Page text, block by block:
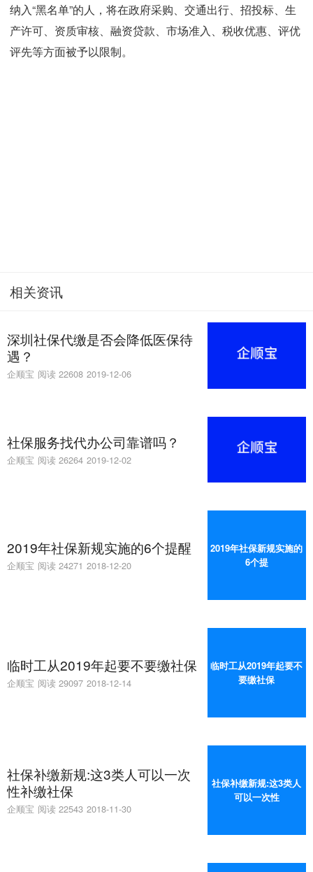
纳入“黑名单”的人，将在政府采购、交通出行、招投标、生
产许可、资质审核、融资贷款、市场准入、税收优惠、评优
评先等方面被予以限制。
相关资讯
深圳社保代缴是否会降低医保待
遇？
企顺宝 阅读 22608 2019-12-06
社保服务找代办公司靠谱吗？
企顺宝 阅读 26264 2019-12-02
2019年社保新规实施的6个提醒
企顺宝 阅读 24271 2018-12-20
2019年社保新规实施的
6个提
临时工从2019年起要不要缴社保
企顺宝 阅读 29097 2018-12-14
临时工从2019年起要不
要缴社保
社保补缴新规:这3类人可以一次
性补缴社保
企顺宝 阅读 22543 2018-11-30
社保补缴新规:这3类人
可以一次性